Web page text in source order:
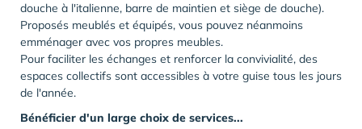
douche à l'italienne, barre de maintien et siège de douche).
Proposés meublés et équipés, vous pouvez néanmoins
emménager avec vos propres meubles.
Pour faciliter les échanges et renforcer la convivialité, des
espaces collectifs sont accessibles à votre guise tous les jours
de l'année.
Bénéficier d'un large choix de services...